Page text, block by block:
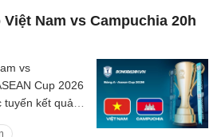
Nam vs Campuchia 20h
vs
Cup 2026
kết quả